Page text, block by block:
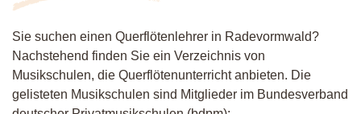
Sie suchen einen Querflötenlehrer in Radevormwald?
Nachstehend finden Sie ein Verzeichnis von
Musikschulen, die Querflötenunterricht anbieten. Die
gelisteten Musikschulen sind Mitglieder im Bundesverband